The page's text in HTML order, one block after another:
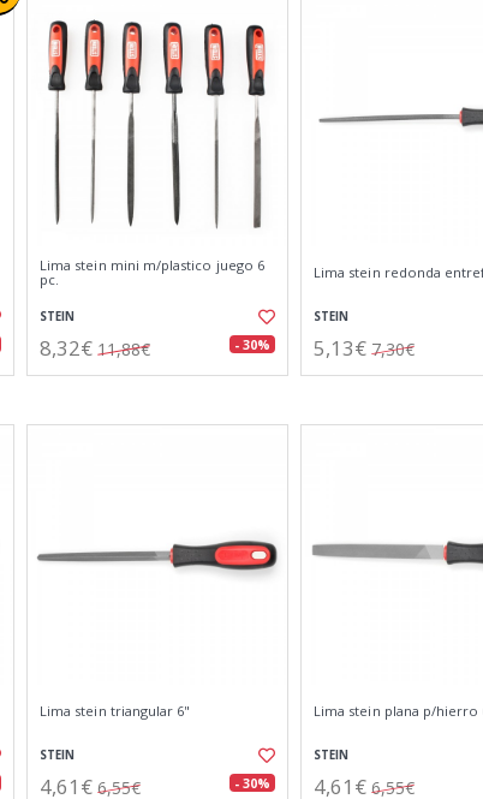
Lima stein mini m/plastico juego 6
pc.
STEIN
8,32€ 11,88€ - 30%
Lima stein redonda
STEIN
5,13€ 7,30€
Lima stein triangular 6"
STEIN
4,61€ 6,55€ - 30%
Lima stein plana p/hierro
STEIN
4,61€ 6,55€